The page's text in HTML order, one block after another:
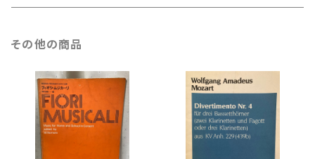
古楽以外
その他の商品